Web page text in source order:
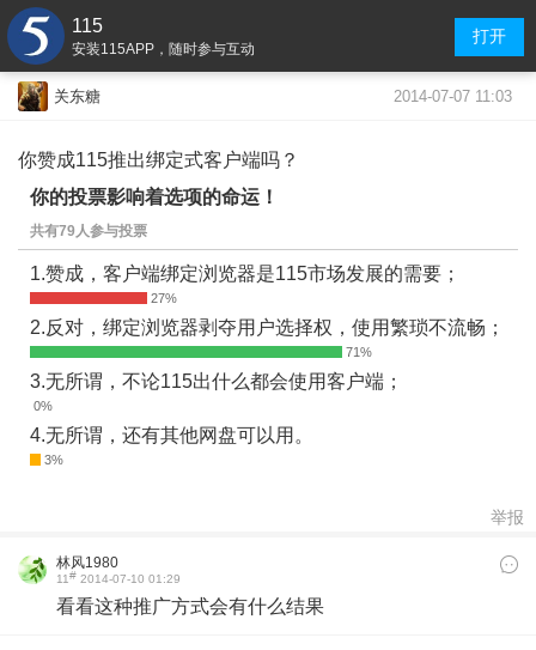
115
安装115APP，随时参与互动
打开
关东糖 2014-07-07 11:03
你赞成115推出绑定式客户端吗？
你的投票影响着选项的命运！
共有79人参与投票
1.赞成，客户端绑定浏览器是115市场发展的需要；
2.反对，绑定浏览器剥夺用户选择权，使用繁琐不流畅；
3.无所谓，不论115出什么都会使用客户端；
4.无所谓，还有其他网盘可以用。
举报
林风1980
11# 2014-07-10 01:29
看看这种推广方式会有什么结果